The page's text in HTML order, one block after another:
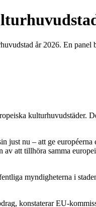
år 2026. En
just nu – att ge
att tillhöra samma
myndigheterna i
konstaterar EU-